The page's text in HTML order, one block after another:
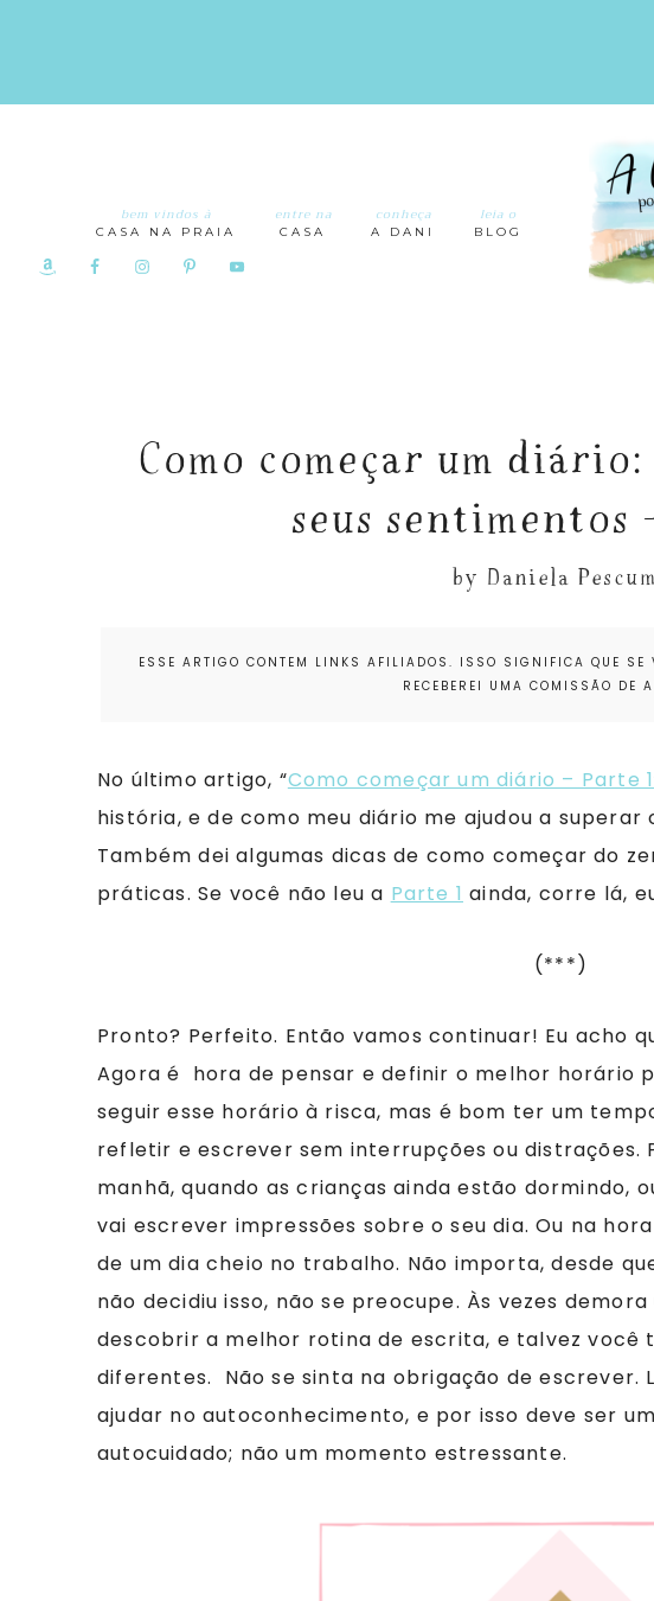
bem vindos à
CASA NA PRAIA
entre na
CASA
conheça
A DANI
leia o
BLOG
Como começar um diário:
seus sentimentos
by Daniela
ESSE ARTIGO CONTEM LINKS AFILIADOS. ISSO SIGNIFICA QUE
RECEBEREI UMA COMISSÃO DE
No último artigo, “Como começar um diário – Parte 1
história, e de como meu diário me ajudou a superar
Também dei algumas dicas de como começar do
práticas. Se você não leu a Parte 1 ainda, corre lá,
(***)
Pronto? Perfeito. Então vamos continuar! Eu acho
Agora é hora de pensar e definir o melhor horário
seguir esse horário à risca, mas é bom ter um
refletir e escrever sem interrupções ou distrações.
manhã, quando as crianças ainda estão dormindo,
vai escrever impressões sobre o seu dia. Ou na
de um dia cheio no trabalho. Não importa, desde
não decidiu isso, não se preocupe. Às vezes
descobrir a melhor rotina de escrita, e talvez você
diferentes. Não se sinta na obrigação de escrever.
ajudar no autoconhecimento, e por isso deve ser
autocuidado; não um momento estressante.